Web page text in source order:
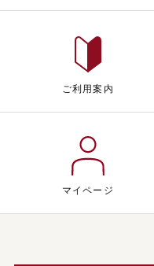
ご利用案内
マイページ